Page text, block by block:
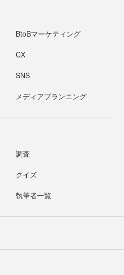
BtoBマーケティング
CX
SNS
メディアプランニング
調査
クイズ
執筆者一覧